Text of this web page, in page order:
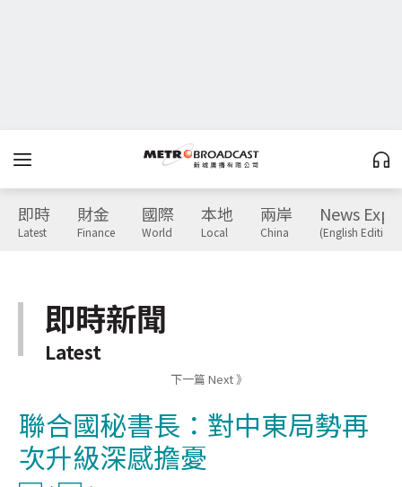
即時
Latest
財金
Finance
國際
World
本地
Local
兩岸
China
News
(English Edition)
即時新聞
Latest
下一篇 Next 》
聯合國秘書長：對中東局勢再
次升級深感擔憂